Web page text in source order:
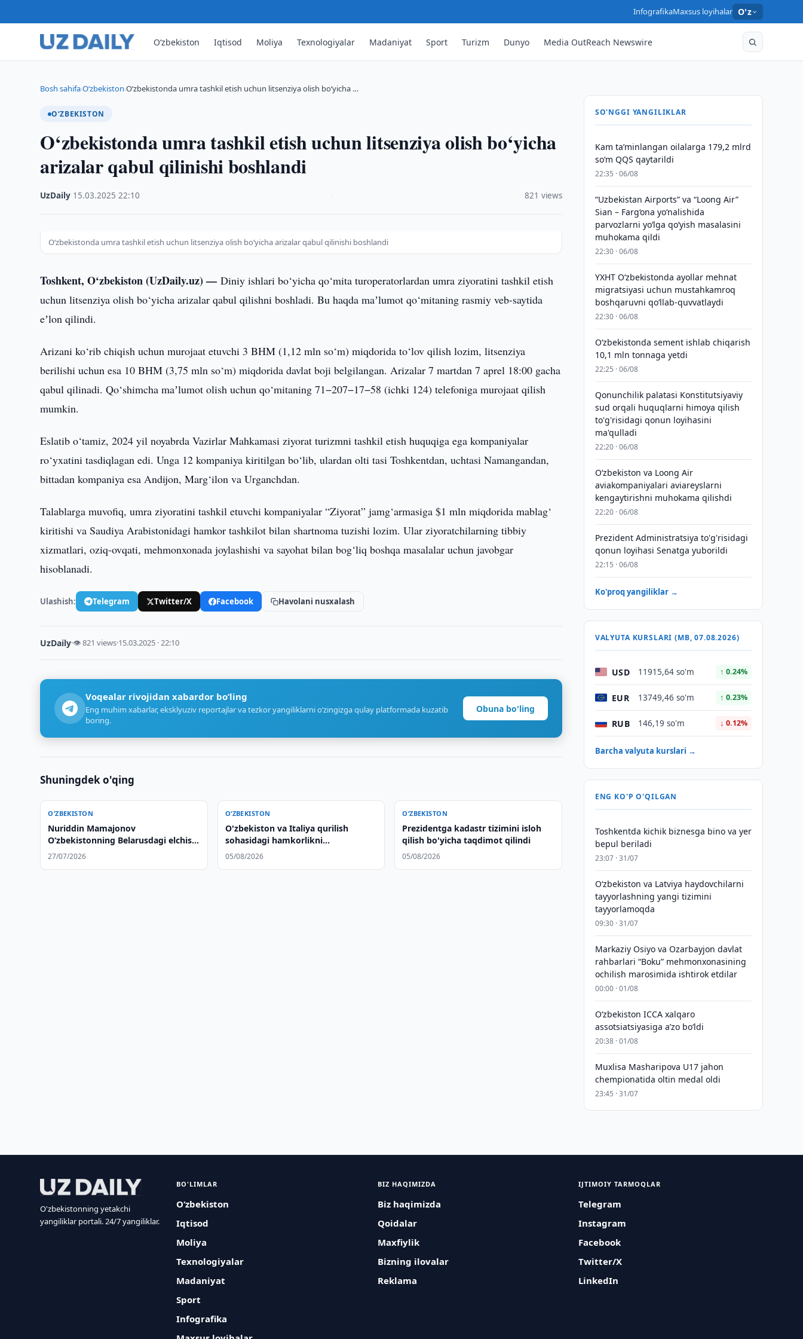
InfografikaMaxsus loyihalar O'z
O‘zbekiston Iqtisod Moliya Texnologiyalar Madaniyat Sport Turizm Dunyo Media OutReach Newswire
Bosh sahifa›O‘zbekiston›O‘zbekistonda umra tashkil etish uchun litsenziya olish bo‘yicha …
O‘ZBEKISTON
O‘zbekistonda umra tashkil etish uchun litsenziya olish bo‘yicha
arizalar qabul qilinishi boshlandi
UzDaily 15.03.2025 ·22:10 821 views
O‘zbekistonda umra tashkil etish uchun litsenziya olish bo‘yicha arizalar qabul qilinishi boshlandi
Toshkent, O‘zbekiston (UzDaily.uz) —Diniy ishlari bo‘yicha qo‘mita turoperatorlardan umra ziyoratini tashkil etish
uchun litsenziya olish bo‘yicha arizalar qabul qilishni boshladi. Bu haqda maʼlumot qo‘mitaning rasmiy veb-saytida
eʼlon qilindi.
Arizani ko‘rib chiqish uchun murojaat etuvchi 3 BHM (1,12 mln so‘m) miqdorida to‘lov qilish lozim, litsenziya
berilishi uchun esa 10 BHM (3,75 mln so‘m) miqdorida davlat boji belgilangan. Arizalar 7 martdan 7 aprel 18:00 gacha
qabul qilinadi. Qo‘shimcha maʼlumot olish uchun qo‘mitaning 71−207−17−58 (ichki 124) telefoniga murojaat qilish
mumkin.
Eslatib o‘tamiz, 2024 yil noyabrda Vazirlar Mahkamasi ziyorat turizmni tashkil etish huquqiga ega kompaniyalar
ro‘yxatini tasdiqlagan edi. Unga 12 kompaniya kiritilgan bo‘lib, ulardan olti tasi Toshkentdan, uchtasi Namangandan,
bittadan kompaniya esa Andijon, Marg‘ilon va Urganchdan.
Talablarga muvofiq, umra ziyoratini tashkil etuvchi kompaniyalar “Ziyorat” jamg‘armasiga $1 mln miqdorida mablag‘
kiritishi va Saudiya Arabistonidagi hamkor tashkilot bilan shartnoma tuzishi lozim. Ular ziyoratchilarning tibbiy
xizmatlari, oziq-ovqati, mehmonxonada joylashishi va sayohat bilan bog‘liq boshqa masalalar uchun javobgar
hisoblanadi.
Ulashish: Telegram Twitter/X Facebook Havolani nusxalash
UzDaily·👁 821 views·15.03.2025 · 22:10
Voqealar rivojidan xabardor bo‘ling
Eng muhim xabarlar, eksklyuziv reportajlar va tezkor yangiliklarni o‘zingizga qulay platformada kuzatib
boring.
Obuna bo'ling
Shuningdek o'qing
O‘ZBEKISTON
Nuriddin Mamajonov
O‘zbekistonning Belarusdagi elchisi
etib tayinlandi
27/07/2026
O‘ZBEKISTON
O'zbekiston va Italiya qurilish
sohasidagi hamkorlikni
kengaytiradi
05/08/2026
O‘ZBEKISTON
Prezidentga kadastr tizimini isloh
qilish bo'yicha taqdimot qilindi
05/08/2026
SO'NGGI YANGILIKLAR
Kam taʼminlangan oilalarga 179,2 mlrd
so‘m QQS qaytarildi
22:35 · 06/08
“Uzbekistan Airports” va “Loong Air”
Sian – Farg‘ona yo‘nalishida
parvozlarni yo‘lga qo‘yish masalasini
muhokama qildi
22:30 · 06/08
YXHT O‘zbekistonda ayollar mehnat
migratsiyasi uchun mustahkamroq
boshqaruvni qo‘llab-quvvatlaydi
22:30 · 06/08
O‘zbekistonda sement ishlab chiqarish
10,1 mln tonnaga yetdi
22:25 · 06/08
Qonunchilik palatasi Konstitutsiyaviy
sud orqali huquqlarni himoya qilish
to'g'risidagi qonun loyihasini
ma'qulladi
22:20 · 06/08
Oʻzbekiston va Loong Air
aviakompaniyalari aviareyslarni
kengaytirishni muhokama qilishdi
22:20 · 06/08
Prezident Administratsiya to'g'risidagi
qonun loyihasi Senatga yuborildi
22:15 · 06/08
Ko'proq yangiliklar →
VALYUTA KURSLARI (MB, 07.08.2026)
USD 11915,64 so'm ↑ 0.24%
EUR 13749,46 so'm ↑ 0.23%
RUB 146,19 so'm ↓ 0.12%
Barcha valyuta kurslari →
ENG KO'P O'QILGAN
Toshkentda kichik biznesga bino va yer
bepul beriladi
23:07 · 31/07
Oʻzbekiston va Latviya haydovchilarni
tayyorlashning yangi tizimini
tayyorlamoqda
09:30 · 31/07
Markaziy Osiyo va Ozarbayjon davlat
rahbarlari “Boku” mehmonxonasining
ochilish marosimida ishtirok etdilar
00:00 · 01/08
O‘zbekiston ICCA xalqaro
assotsiatsiyasiga aʼzo bo‘ldi
20:38 · 01/08
Muxlisa Masharipova U17 jahon
chempionatida oltin medal oldi
23:45 · 31/07
O'zbekistonning yetakchi
yangiliklar portali. 24/7 yangiliklar.
BO'LIMLAR
O‘zbekiston
Iqtisod
Moliya
Texnologiyalar
Madaniyat
Sport
Infografika
BIZ HAQIMIZDA
Biz haqimizda
Qoidalar
Maxfiylik
Bizning ilovalar
Reklama
IJTIMOIY TARMOQLAR
Telegram
Instagram
Facebook
Twitter/X
LinkedIn